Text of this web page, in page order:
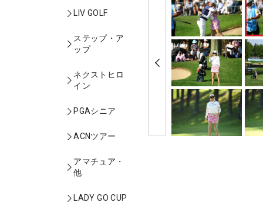
LIV GOLF
ステップ・ア
ップ
ネクストヒロ
イン
PGAシニア
ACNツアー
アマチュア・
他
LADY GO CUP